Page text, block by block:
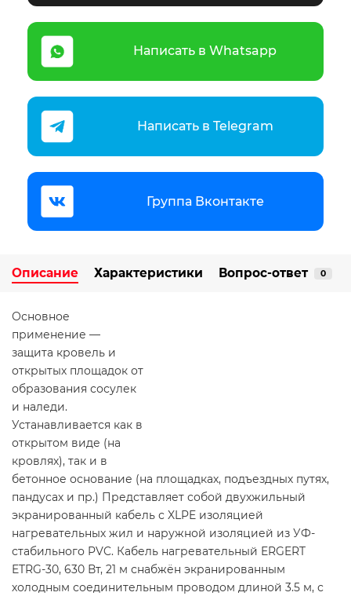
Написать в Whatsapp
Написать в Telegram
Группа Вконтакте
Описание Характеристики Вопрос-ответ 0
Основное
применение —
защита кровель и
открытых площадок от
образования сосулек
и наледи.
Устанавливается как в
открытом виде (на
кровлях), так и в
бетонное основание (на площадках, подъездных путях,
пандусах и пр.) Представляет собой двухжильный
экранированный кабель с XLPE изоляцией
нагревательных жил и наружной изоляцией из УФ-
стабильного PVC. Кабель нагревательный ERGERT
ETRG-30, 630 Вт, 21 м снабжён экранированным
холодным соединительным проводом длиной 3.5 м, с